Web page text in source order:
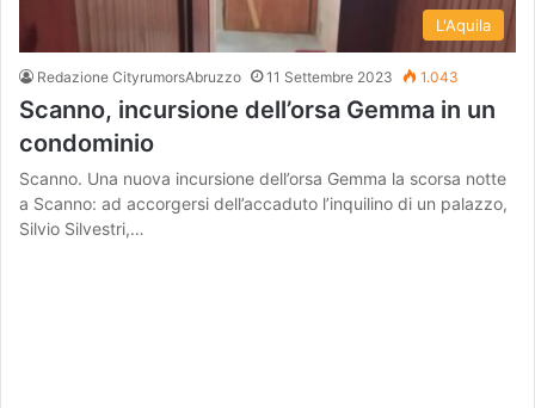
L'Aquila
Redazione CityrumorsAbruzzo 11 Settembre 2023 1.043
Scanno, incursione dell’orsa Gemma in un
condominio
Scanno. Una nuova incursione dell’orsa Gemma la scorsa notte
a Scanno: ad accorgersi dell’accaduto l’inquilino di un palazzo,
Silvio Silvestri,…